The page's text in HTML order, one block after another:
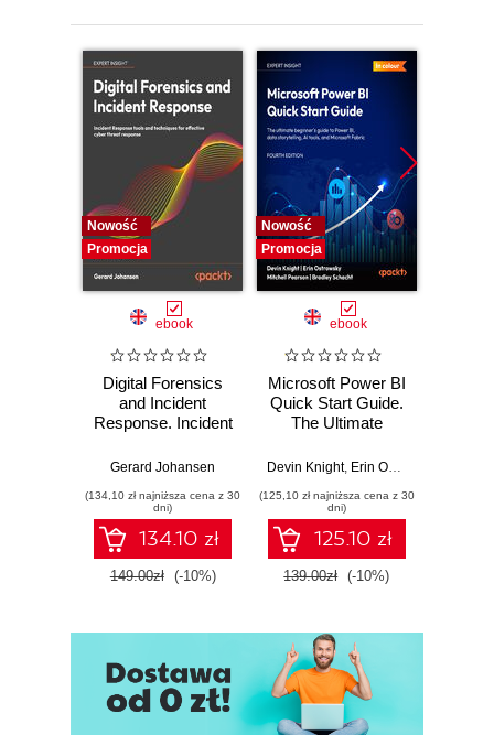
Nowość
Promocja
ebook
Digital Forensics
and Incident
Response. Incident
and techniques for
threat response -
Fourth Edition
Gerard Johansen
(134,10 zł najniższa cena z 30
dni)
134.10 zł
149.00zł (-10%)
Nowość
Promocja
ebook
Microsoft Power BI
Quick Start Guide.
The Ultimate
to Power BI, Data
Tools, and
Microsoft Fabric -
Fourth Edition
Devin Knight, Erin Ostrowsky
(125,10 zł najniższa cena z 30
dni)
125.10 zł
139.00zł (-10%)